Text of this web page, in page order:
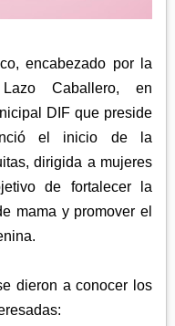
encabezado por la
Caballero, en
DIF que preside
el inicio de la
dirigida a mujeres
de fortalecer la
mama y promover el
dieron a conocer los